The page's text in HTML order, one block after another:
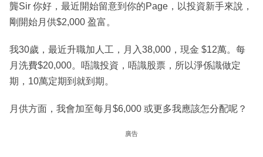
龔Sir 你好，最近開始留意到你的Page，以投資新手來說，
剛開始月供$2,000 盈富。
我30歲，最近升職加人工，月入38,000，現金 $12萬。每
月洗費$20,000。唔識投資，唔識股票，所以淨係識做定
期，10萬定期到就到期。
月供方面，我會加至每月$6,000 或更多我應該怎分配呢？
廣告